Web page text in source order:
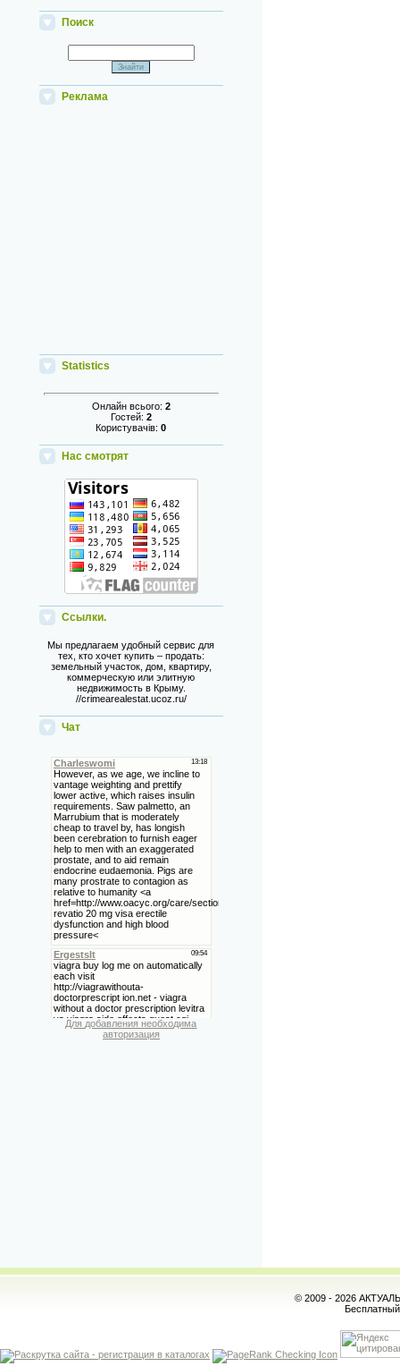
Поиск
Реклама
Statistics
Онлайн всього: 2
Гостей: 2
Користувачів:0
Нас смотрят
Ссылки.
Мы предлагаем удобный сервис для
тех, кто хочет купить – продать:
земельный участок, дом, квартиру,
коммерческую или элитную
недвижимость в Крыму.
//crimearealestat.ucoz.ru/
Чат
Для добавления необходима
авторизация
© 2009 - 2026